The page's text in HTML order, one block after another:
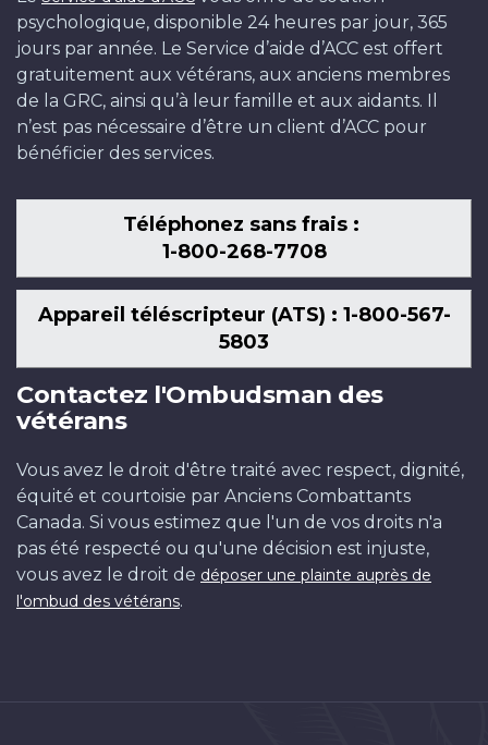
psychologique, disponible 24 heures par jour, 365
jours par année. Le Service d’aide d’ACC est offert
gratuitement aux vétérans, aux anciens membres
de la GRC, ainsi qu’à leur famille et aux aidants. Il
n’est pas nécessaire d’être un client d’ACC pour
bénéficier des services.
Téléphonez sans frais :
1-800-268-7708
Appareil téléscripteur (ATS) : 1-800-567-
5803
Contactez l'Ombudsman des
vétérans
Vous avez le droit d'être traité avec respect, dignité,
équité et courtoisie par Anciens Combattants
Canada. Si vous estimez que l'un de vos droits n'a
pas été respecté ou qu'une décision est injuste,
vous avez le droit de déposer une plainte auprès de
l'ombud des vétérans.